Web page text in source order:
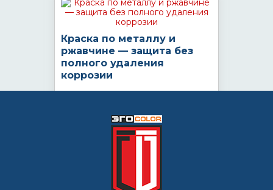
Краска по металлу и
ржавчине — защита без
полного удаления
коррозии
КУПИТЬ